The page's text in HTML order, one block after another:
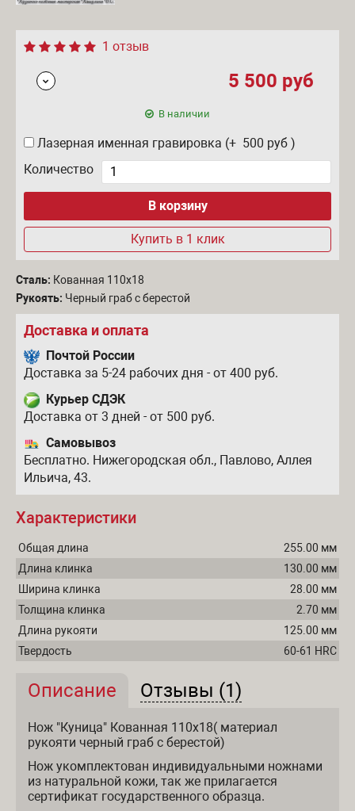
1 отзыв
5 500 руб
В наличии
Лазерная именная гравировка (+ 500 руб )
Количество
Купить в 1 клик
Сталь: Кованная 110х18
Рукоять: Черный граб с берестой
Доставка и оплата
Почтой России
Доставка за 5-24 рабочих дня - от 400 руб.
Курьер СДЭК
Доставка от 3 дней - от 500 руб.
Самовывоз
Бесплатно. Нижегородская обл., Павлово, Аллея
Ильича, 43.
Описание и отзывы
Описание (активная вкладка)
Отзывы (1)
Нож "Куница" Кованная 110х18( материал
рукояти черный граб с берестой)
Нож укомплектован индивидуальными ножнами
из натуральной кожи, так же прилагается
сертификат государственного образца.
Характеристики
Общая длина
255.00 мм
Длина клинка
130.00 мм
Ширина клинка
28.00 мм
Толщина клинка
2.70 мм
Длина рукояти
125.00 мм
Твердость
60-61 HRC